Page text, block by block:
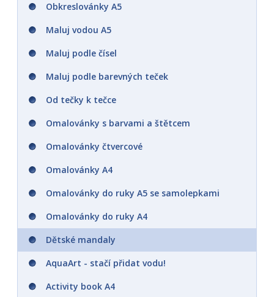
Obkreslovánky A5
Maluj vodou A5
Maluj podle čísel
Maluj podle barevných teček
Od tečky k tečce
Omalovánky s barvami a štětcem
Omalovánky čtvercové
Omalovánky A4
Omalovánky do ruky A5 se samolepkami
Omalovánky do ruky A4
Dětské mandaly
AquaArt - stačí přidat vodu!
Activity book A4